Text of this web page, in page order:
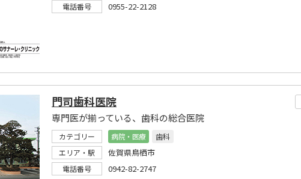
電話番号 0955-22-2128
門司歯科医院
専門医が揃っている、歯科の総合医院
カテゴリー 病院・医療
歯科
エリア・駅
佐賀県鳥栖市
電話番号 0942-82-2747